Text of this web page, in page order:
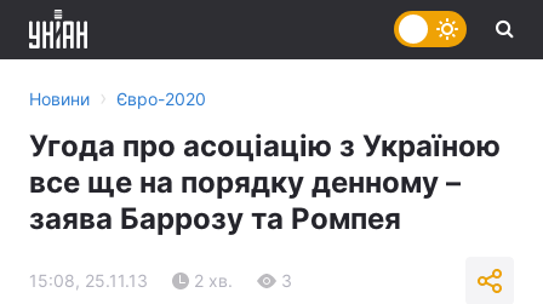
Новини › Євро-2020
Угода про асоціацію з Україною
все ще на порядку денному –
заява Баррозу та Ромпея
15:08, 25.11.13 2 хв. 3